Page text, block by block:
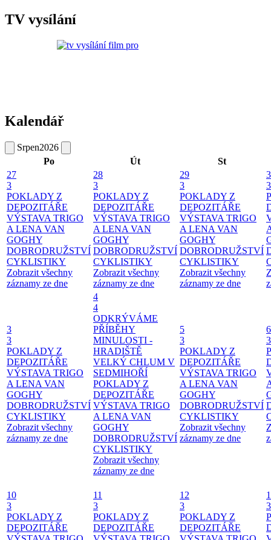
TV vysílání
Kalendář
Srpen2026
Po
Út
St
27
3
POKLADY Z
DEPOZITÁŘE
VÝSTAVA TRIGO
A LENA VAN
GOGHY
DOBRODRUŽSTVÍ
CYKLISTIKY
Zobrazit všechny
záznamy ze dne
28
3
POKLADY Z
DEPOZITÁŘE
VÝSTAVA TRIGO
A LENA VAN
GOGHY
DOBRODRUŽSTVÍ
CYKLISTIKY
Zobrazit všechny
záznamy ze dne
29
3
POKLADY Z
DEPOZITÁŘE
VÝSTAVA TRIGO
A LENA VAN
GOGHY
DOBRODRUŽSTVÍ
CYKLISTIKY
Zobrazit všechny
záznamy ze dne
3
3
3
POKLADY Z
DEPOZITÁŘE
VÝSTAVA TRIGO
A LENA VAN
GOGHY
DOBRODRUŽSTVÍ
CYKLISTIKY
Zobrazit všechny
záznamy ze dne
4
4
ODKRÝVÁME
PŘÍBĚHY
MINULOSTI -
HRADIŠTĚ
VELKÝ CHLUM V
SEDMIHOŘÍ
POKLADY Z
DEPOZITÁŘE
VÝSTAVA TRIGO
A LENA VAN
GOGHY
DOBRODRUŽSTVÍ
CYKLISTIKY
Zobrazit všechny
záznamy ze dne
5
3
POKLADY Z
DEPOZITÁŘE
VÝSTAVA TRIGO
A LENA VAN
GOGHY
DOBRODRUŽSTVÍ
CYKLISTIKY
Zobrazit všechny
záznamy ze dne
6
3
10
3
POKLADY Z
DEPOZITÁŘE
11
3
POKLADY Z
DEPOZITÁŘE
12
3
POKLADY Z
DEPOZITÁŘE
3